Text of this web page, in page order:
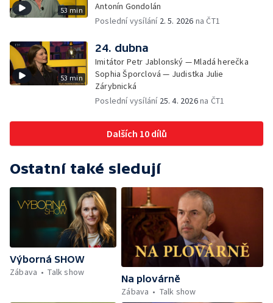
53 min
Antonín Gondolán
Poslední vysílání 2. 5. 2026 na ČT1
53 min
24. dubna
Imitátor Petr Jablonský — Mladá herečka
Sophia Šporclová — Judistka Julie
Zárybnická
Poslední vysílání 25. 4. 2026na ČT1
Dalších 10 dílů
Ostatní také sledují
Výborná SHOW
Zábava
Talk show
Na plovárně
Zábava
Talk show